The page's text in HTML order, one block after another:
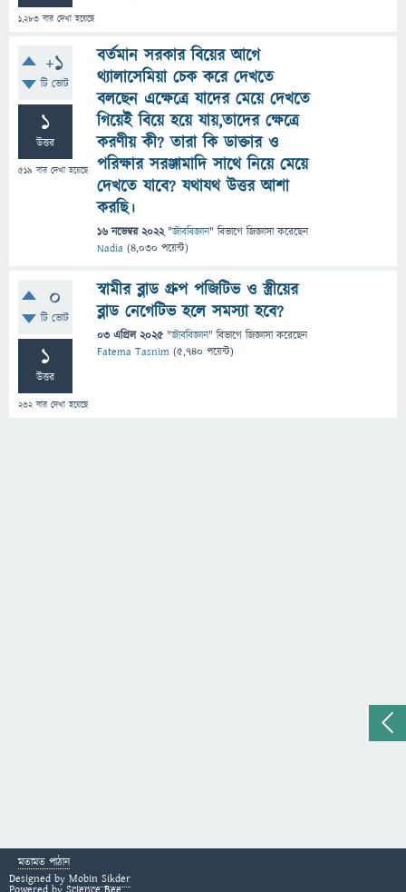
1,283 বার দেখা হয়েছে
+1
টি ভোট
1
উত্তর
519 বার দেখা হয়েছে
বর্তমান সরকার বিয়ের আগে
থ্যালাসেমিয়া চেক করে দেখতে
বলছেন এক্ষেত্রে যাদের মেয়ে দেখতে
গিয়েই বিয়ে হয়ে যায়,তাদের ক্ষেত্রে
করণীয় কী? তারা কি ডাক্তার ও
পরিক্ষার সরঞ্জামাদি সাথে নিয়ে মেয়ে
দেখতে যাবে? যথাযথ উত্তর আশা
করছি।
16 নভেম্বর 2022 "জীববিজ্ঞান" বিভাগে জিজ্ঞাসাকরেছেন
Nadia (4,030 পয়েন্ট)
0
টি ভোট
1
উত্তর
232বার দেখা হয়েছে
স্বামীর ব্লাড গ্রুপ পজিটিভ ও স্ত্রীয়ের
ব্লাড নেগেটিভ হলে সমস্যা হবে?
03 এপ্রিল 2025 "জীববিজ্ঞান" বিভাগে জিজ্ঞাসাকরেছেন
Fatema Tasnim (5,740 পয়েন্ট)
মতামত পাঠান
Designed by Mobin Sikder